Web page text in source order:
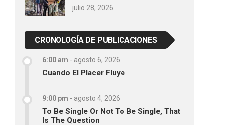
julio 28, 2026
CRONOLOGÍA DE PUBLICACIONES
6:00 am - agosto 6, 2026
Cuando El Placer Fluye
9:00 pm - agosto 4, 2026
To Be Single Or Not To Be Single, That
Is The Question